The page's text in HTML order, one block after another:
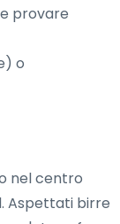
provare
o
nel centro
Aspettati birre